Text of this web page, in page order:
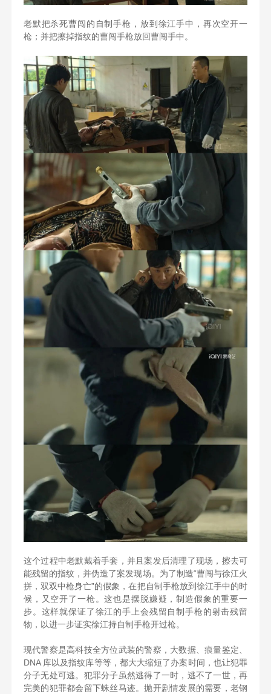
老默把杀死曹闯的自制手枪，放到徐江手中，再次空开一
枪；并把擦掉指纹的曹闯手枪放回曹闯手中。
这个过程中老默戴着手套，并且案发后清理了现场，擦去可
能残留的指纹，并伪造了案发现场。为了制造“曹闯与徐江火
拼，双双中枪身亡”的假象，在把自制手枪放到徐江手中的时
候，又空开了一枪。这也是摆脱嫌疑，制造假象的重要一
步。这样就保证了徐江的手上会残留自制手枪的射击残留
物，以进一步证实徐江持自制手枪开过枪。
现代警察是高科技全方位武装的警察，大数据、痕量鉴定、
DNA 库以及指纹库等等，都大大缩短了办案时间，也让犯罪
分子无处可逃。犯罪分子虽然逃得了一时，逃不了一世，再
完美的犯罪都会留下蛛丝马迹。抛开剧情发展的需要，老钢